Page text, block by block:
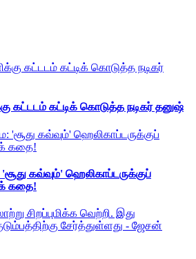
கட்டடம் கட்டிக் கொடுத்த நடிகர் தனுஷ்
கவ்வும்' ஹெலிகாப்டருக்குப்
கதை!